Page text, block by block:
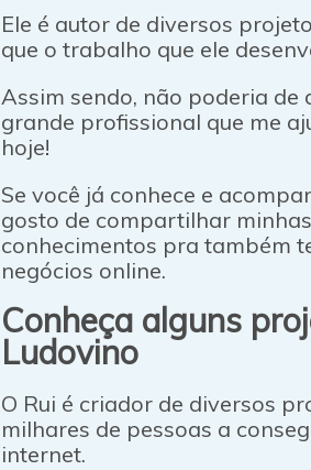
Ele é autor de diversos
que o trabalho que ele
Assim sendo, não poderia de
grande profissional que me
hoje!
Se você já conhece e
gosto de compartilhar
conhecimentos pra também
negócios online.
Conheça alguns
Ludovino
O Rui é criador de diversos
milhares de pessoas a
internet.